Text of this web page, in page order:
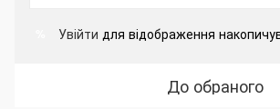
Увійти для відображення
До обраного